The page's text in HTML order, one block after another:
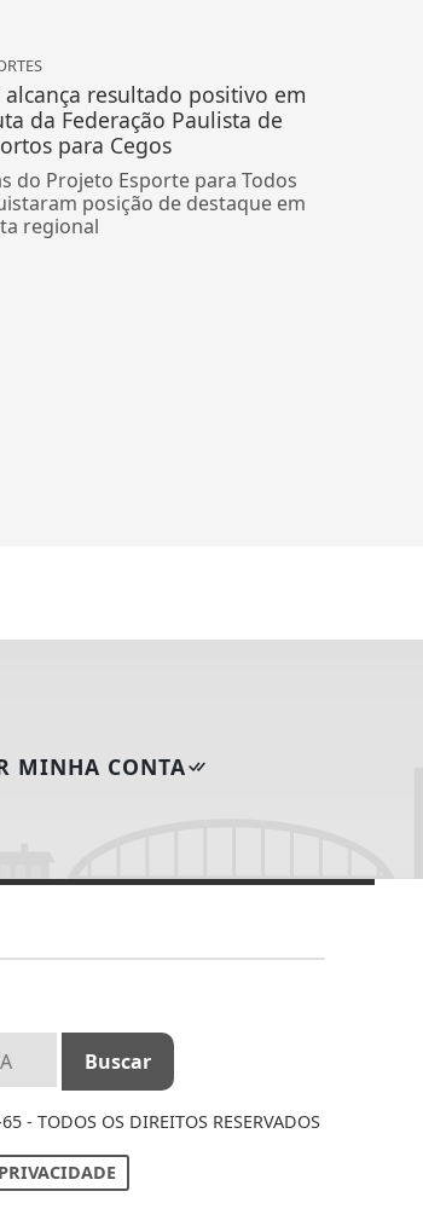
alcança resultado positivo em
da Federação Paulista de
para Cegos
do Projeto Esporte para Todos
posição de destaque em
regional
MINHA CONTA
- TODOS OS DIREITOS RESERVADOS